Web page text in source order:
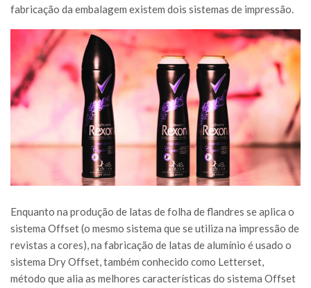
fabricação da embalagem existem dois sistemas de impressão.
Enquanto na produção de latas de folha de flandres se aplica o
sistema Offset (o mesmo sistema que se utiliza na impressão de
revistas a cores), na fabricação de latas de alumínio é usado o
sistema Dry Offset, também conhecido como Letterset,
método que alia as melhores características do sistema Offset